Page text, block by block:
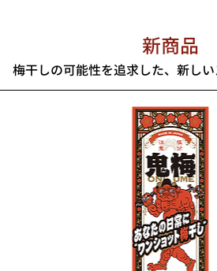
新商品
梅干しの可能性を追求した、新し